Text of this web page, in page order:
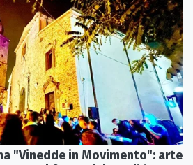
"Vinedde in Movimento": arte